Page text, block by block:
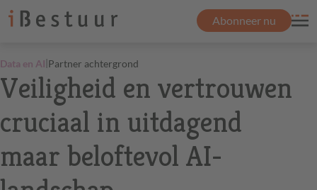
Abonneer nu
Data en AI|Partner achtergrond
Veiligheid en vertrouwen
cruciaal in uitdagend
maar beloftevol AI-